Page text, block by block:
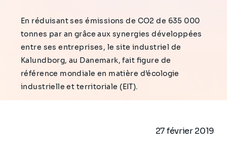
En réduisant ses émissions de CO2 de 635 000
tonnes par an grâce aux synergies développées
entre ses entreprises, le site industriel de
Kalundborg, au Danemark, fait figure de
référence mondiale en matière d’écologie
industrielle et territoriale (EIT).
27 février 2019